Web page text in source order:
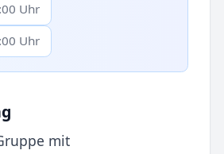
Uhr
Uhr
mit